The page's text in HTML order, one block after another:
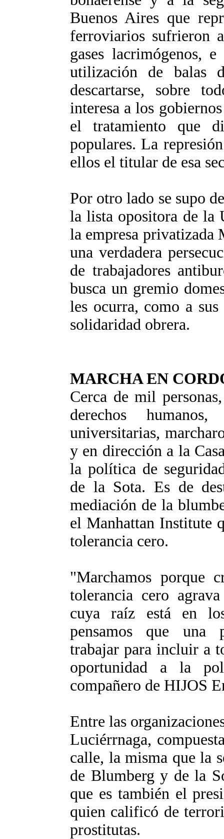
Buenos Aires que
ferroviarios sufrieron
gases lacrimógenos,
utilización de balas
descartarse, sobre
interesa a los
el tratamiento que
populares. La
ellos el titular de esa
Por otro lado se supo
la lista opositora de la
la empresa privatizada
una verdadera
de trabajadores
busca un gremio
les ocurra, como a
solidaridad obrera.
MARCHA EN
Cerca de mil
derechos
universitarias,
y en dirección a la
la política de
de la Sota. Es de
mediación de la
el Manhattan Institute
tolerancia cero.
"Marchamos porque
tolerancia cero
cuya raíz está en
pensamos que una
trabajar para incluir a
oportunidad a la
compañero de HIJOS
Entre las
Luciérrnaga,
calle, la misma que la
de Blumberg y de la
que es también el
quien calificó de
prostitutas.